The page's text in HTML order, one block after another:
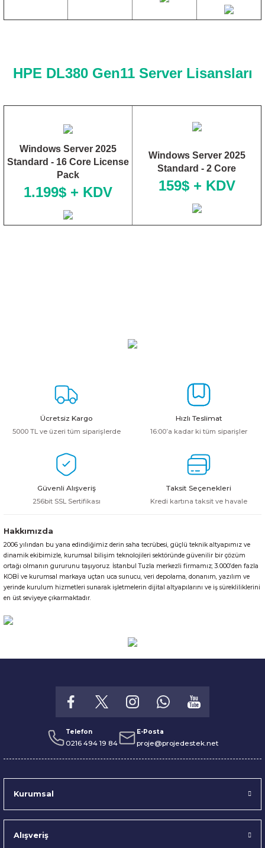
HPE DL380 Gen11 Server Lisansları
Windows Server 2025
Standard - 16 Core License
Pack
1.199$ + KDV
Windows Server 2025
Standard - 2 Core
159$ + KDV
Ücretsiz Kargo
5000 TL ve üzeri tüm siparişlerde
Hızlı Teslimat
16:00’a kadar ki tüm siparişler
Güvenli Alışveriş
256bit SSL Sertifikası
Taksit Seçenekleri
Kredi kartına taksit ve havale
Hakkımızda
2006 yılından bu yana edindiğimiz derin saha tecrübesi, güçlü teknik altyapımız ve
dinamik ekibimizle, kurumsal bilişim teknolojileri sektöründe güvenilir bir çözüm
ortağı olmanın gururunu taşıyoruz. İstanbul Tuzla merkezli firmamız; 3.000’den fazla
KOBİ ve kurumsal markaya uçtan uca sunucu, veri depolama, donanım, yazılım ve
yerinde kurulum hizmetleri sunarak işletmelerin dijital altyapılarını ve iş sürekliliklerini
en üst seviyeye çıkarmaktadır.
Telefon
0216 494 19 84
E-Posta
proje@projedestek.net
Kurumsal
Alışveriş